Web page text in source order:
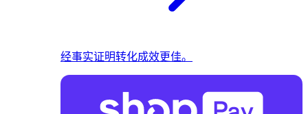
经事实证明转化成效更佳。